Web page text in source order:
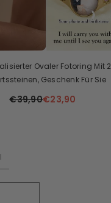
Ovaler Fotoring Mit 2
Geschenk Für Sie
€39,90€23,90